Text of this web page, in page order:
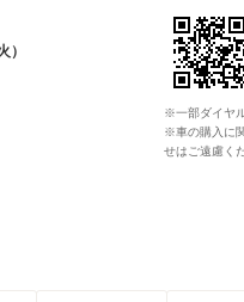
※一部ダイヤ
※車の購入に
せはご遠慮く